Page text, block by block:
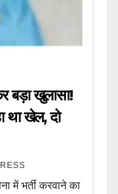
बड़ा खुलासा!
था खेल, दो
में भर्ती करवाने का